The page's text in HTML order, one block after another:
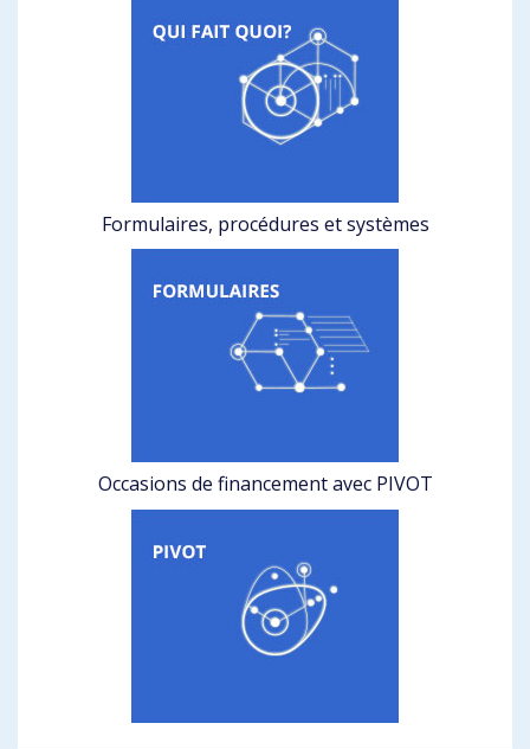
Formulaires, procédures et systèmes
Occasions de financement avec PIVOT